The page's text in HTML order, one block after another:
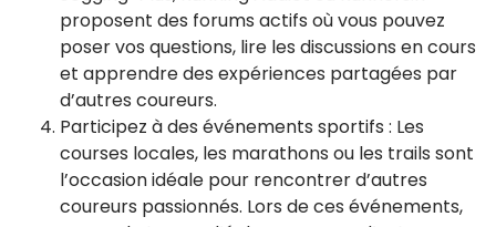
proposent des forums actifs où vous pouvez
poser vos questions, lire les discussions en cours
et apprendre des expériences partagées par
d’autres coureurs.
Participez à des événements sportifs : Les
courses locales, les marathons ou les trails sont
l’occasion idéale pour rencontrer d’autres
coureurs passionnés. Lors de ces événements,